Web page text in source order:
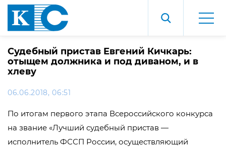
Судебный пристав Евгений Кичкарь:
отыщем должника и под диваном, и в
хлеву
06.06.2018, 06:51
По итогам первого этапа Всероссийского конкурса
на звание «Лучший судебный пристав —
исполнитель ФССП России, осуществляющий